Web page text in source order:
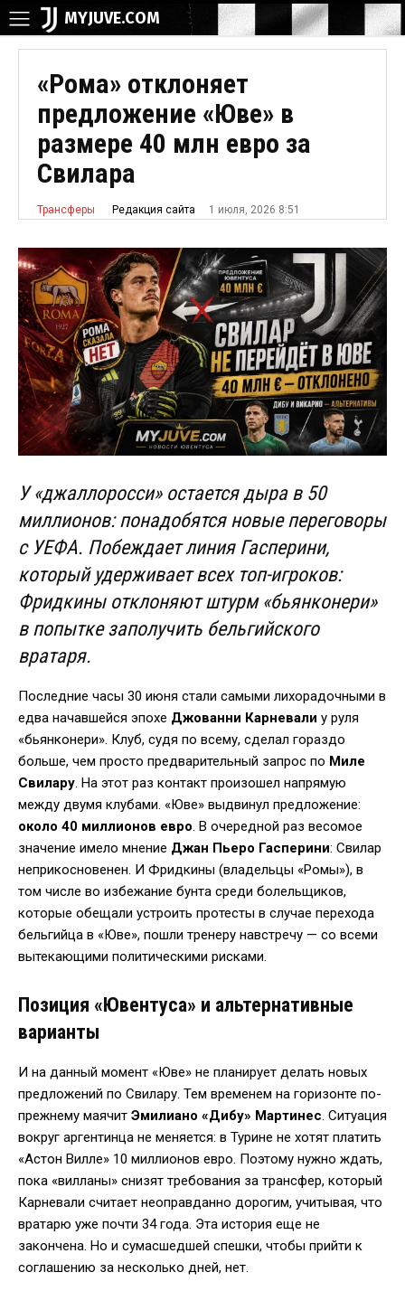
MYJUVE.COM
«Рома» отклоняет
предложение «Юве» в
размере 40 млн евро за
Свилара
Трансферы Редакция сайта 1 июля, 2026 8:51
У «джаллоросси» остается дыра в 50
миллионов: понадобятся новые переговоры
с УЕФА. Побеждает линия Гасперини,
который удерживает всех топ-игроков:
Фридкины отклоняют штурм «бьянконери»
в попытке заполучить бельгийского
вратаря.
Последние часы 30 июня стали самыми лихорадочными в
едва начавшейся эпохе Джованни Карневали у руля
«бьянконери». Клуб, судя по всему, сделал гораздо
больше, чем просто предварительный запрос по Миле
Свилару. На этот раз контакт произошел напрямую
между двумя клубами. «Юве» выдвинул предложение:
около 40 миллионов евро. В очередной раз весомое
значение имело мнение Джан Пьеро Гасперини: Свилар
неприкосновенен. И Фридкины (владельцы «Ромы»), в
том числе во избежание бунта среди болельщиков,
которые обещали устроить протесты в случае перехода
бельгийца в «Юве», пошли тренеру навстречу — со всеми
вытекающими политическими рисками.
Позиция «Ювентуса» и альтернативные
варианты
И на данный момент «Юве» не планирует делать новых
предложений по Свилару. Тем временем на горизонте по-
прежнему маячит Эмилиано «Дибу» Мартинес. Ситуация
вокруг аргентинца не меняется: в Турине не хотят платить
«Астон Вилле» 10 миллионов евро. Поэтому нужно ждать,
пока «вилланы» снизят требования за трансфер, который
Карневали считает неоправданно дорогим, учитывая, что
вратарю уже почти 34 года. Эта история еще не
закончена. Но и сумасшедшей спешки, чтобы прийти к
соглашению за несколько дней, нет.